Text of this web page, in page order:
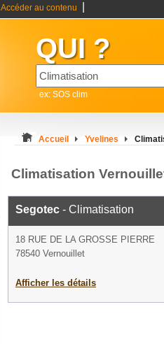
Accéder au contenu
QUI ?
ex: SOS clim
Accueil Yvelines
Climatisation
Segotec - Climatisation
18 RUE DE LA GROSSE PIERRE
78540 Vernouillet
Afficher les détails